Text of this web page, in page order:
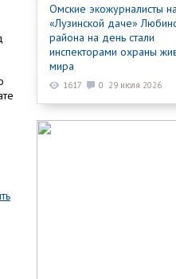
Омские экожурналисты на
«Лузинской даче»
района на день стали
инспекторами охраны
мира
1617 0 29 июля 2026